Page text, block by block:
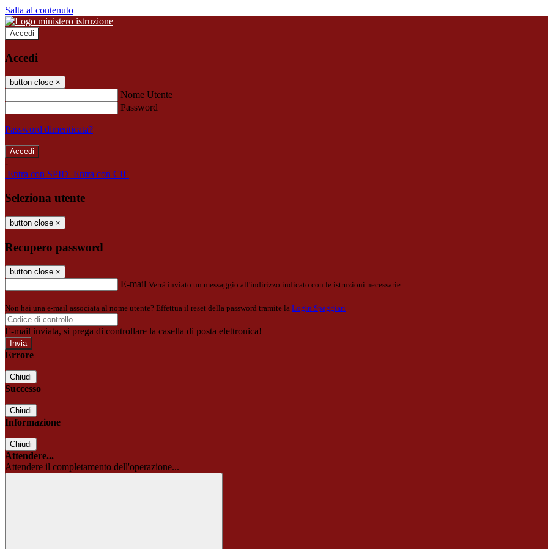
Salta al contenuto
Accedi
Accedi
button close ×
Nome Utente
Password
Password dimenticata?
-
Entra con SPID Entra con CIE
Seleziona utente
button close ×
Recupero password
button close ×
E-mail Verrà inviato un messaggio all'indirizzo indicato con le istruzioni necessarie.
Non hai una e-mail associata al nome utente? Effettua il reset della password tramite la Login Spaggiari
E-mail inviata, si prega di controllare la casella di posta elettronica!
Errore
Chiudi
Successo
Chiudi
Informazione
Chiudi
Attendere...
Attendere il completamento dell'operazione...